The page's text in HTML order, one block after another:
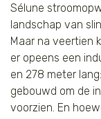
Sélune
landschap van
Maar na veertien
er opeens een
en 278 meter
gebouwd om de
voorzien. En